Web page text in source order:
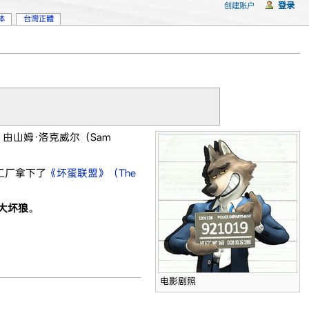
电影剧照
山姆·洛克威尔（Sam
厂拿下了 《坏蛋联盟》（The
坏狼。
台灣正體
创建账户 登录